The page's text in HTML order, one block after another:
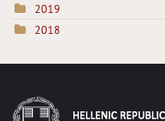
2019
2018